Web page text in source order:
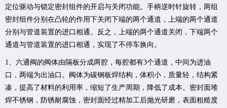
定位驱动与锁定密封组件的开启与关闭功能。手柄逆时针旋转，两组
密封组件分别在凸轮的作用下关闭下端的两个通道，上端的两个通道
分别与管道装置的进口相通。反之，上端的两个通道关闭，下端两个
通道与管道装置的进口相通，实现了不停车换向。
1、六通阀的阀体由隔板分成两腔，每腔都有3个通道，中间为进油
口，两端为出油口。阀体为碳钢板焊结构，体积小，质量轻，结构紧
凑，提高了材料的利用率，缩短了生产周期，降低了成本。密封面堆
焊不锈钢，防锈耐腐蚀，密封面经过精加工后抛光研磨，表面粗糙度